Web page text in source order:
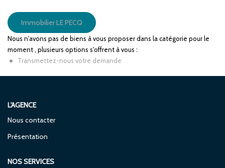
ENTREPRISES
NOS AGENCES
Immobilier LE PECQ
Nous n'avons pas de biens à vous proposer dans la catégorie pour le
moment , plusieurs options s'offrent à vous :
Transmettez-nous votre demande
L'AGENCE
Nous contacter
Présentation
NOS SERVICES